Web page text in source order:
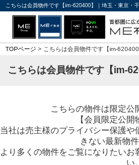
こちらは会員物件です【im-620400】｜埼玉・東京・
TOPページ > こちらは会員物件です【im-620400
こちらは会員物件です【im-
こちらの物件は限定公
【会員限定公開
当社は売主様のプライバシー保護
きない最新物
より多くの物件をご覧になりたい
い。